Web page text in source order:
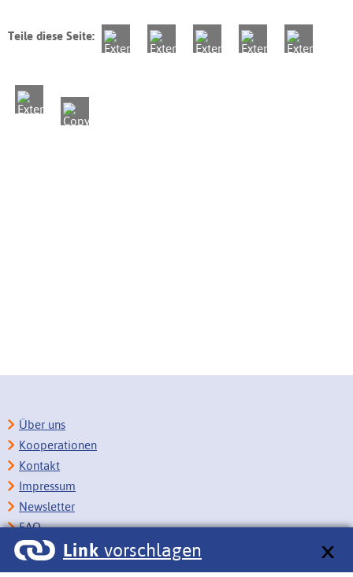
Teile diese Seite:
Link vorschlagen
Über uns
Kooperationen
Kontakt
Impressum
Newsletter
FAQ
Copyright